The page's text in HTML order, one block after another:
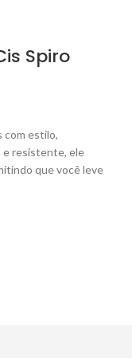
Spiro
com estilo,
e resistente, ele
que você leve